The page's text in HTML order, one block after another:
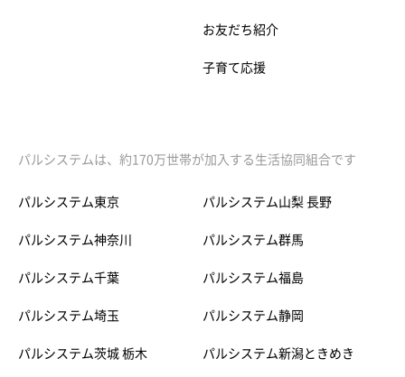
お友だち紹介
子育て応援
パルシステムは、約170万世帯が加入する生活協同組合です
パルシステム東京
パルシステム神奈川
パルシステム千葉
パルシステム埼玉
パルシステム茨城 栃木
パルシステム山梨 長野
パルシステム群馬
パルシステム福島
パルシステム静岡
パルシステム新潟ときめき